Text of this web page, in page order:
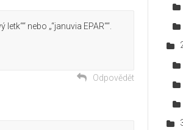
nebo „“januvia EPAR““.
Odpovědět